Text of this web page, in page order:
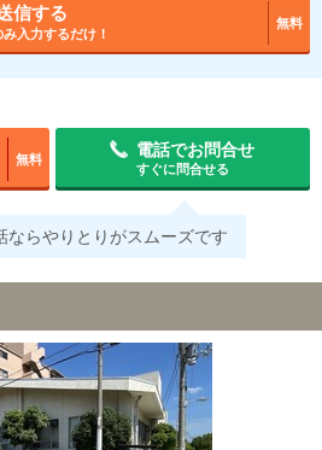
信する
入力するだけ！
無料
無料
電話でお問合せ
すぐに問合せる
ならやりとりがスムーズです